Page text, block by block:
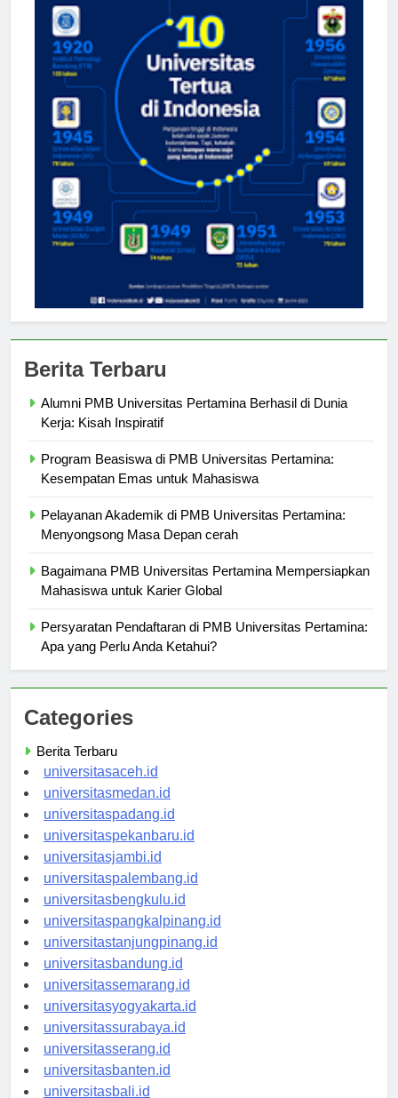
Berita Terbaru
Alumni PMB Universitas Pertamina Berhasil di Dunia
Program Beasiswa di PMB Universitas Pertamina:
Pelayanan Akademik di PMB Universitas Pertamina:
Bagaimana PMB Universitas Pertamina Mempersiapkan
Persyaratan Pendaftaran di PMB Universitas Pertamina:
Categories
Berita Terbaru
universitasaceh.id
universitasmedan.id
universitaspadang.id
universitaspekanbaru.id
universitasjambi.id
universitaspalembang.id
universitasbengkulu.id
universitaspangkalpinang.id
universitastanjungpinang.id
universitasbandung.id
universitassemarang.id
universitasyogyakarta.id
universitassurabaya.id
universitasserang.id
universitasbanten.id